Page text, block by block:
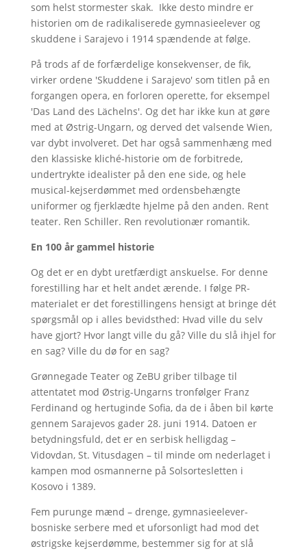
som helst stormester skak. Ikke desto mindre er
historien om de radikaliserede gymnasieelever og
skuddene i Sarajevo i 1914 spændende at følge.
På trods af de forfærdelige konsekvenser, de fik,
virker ordene 'Skuddene i Sarajevo' som titlen på en
forgangen opera, en forloren operette, for eksempel
'Das Land des Lächelns'. Og det har ikke kun at gøre
med at Østrig-Ungarn, og derved det valsende Wien,
var dybt involveret. Det har også sammenhæng med
den klassiske kliché-historie om de forbitrede,
undertrykte idealister på den ene side, og hele
musical-kejserdømmet med ordensbehængte
uniformer og fjerklædte hjelme på den anden. Rent
teater. Ren Schiller. Ren revolutionær romantik.
En 100 år gammel historie
Og det er en dybt uretfærdigt anskuelse. For denne
forestilling har et helt andet ærende. I følge PR-
materialet er det forestillingens hensigt at bringe dét
spørgsmål op i alles bevidsthed: Hvad ville du selv
have gjort? Hvor langt ville du gå? Ville du slå ihjel for
en sag? Ville du dø for en sag?
Grønnegade Teater og ZeBU griber tilbage til
attentatet mod Østrig-Ungarns tronfølger Franz
Ferdinand og hertuginde Sofia, da de i åben bil kørte
gennem Sarajevos gader 28. juni 1914. Datoen er
betydningsfuld, det er en serbisk helligdag –
Vidovdan, St. Vitusdagen – til minde om nederlaget i
kampen mod osmannerne på Solsortesletten i
Kosovo i 1389.
Fem purunge mænd – drenge, gymnasieelever-
bosniske serbere med et uforsonligt had mod det
østrigske kejserdømme, bestemmer sig for at slå